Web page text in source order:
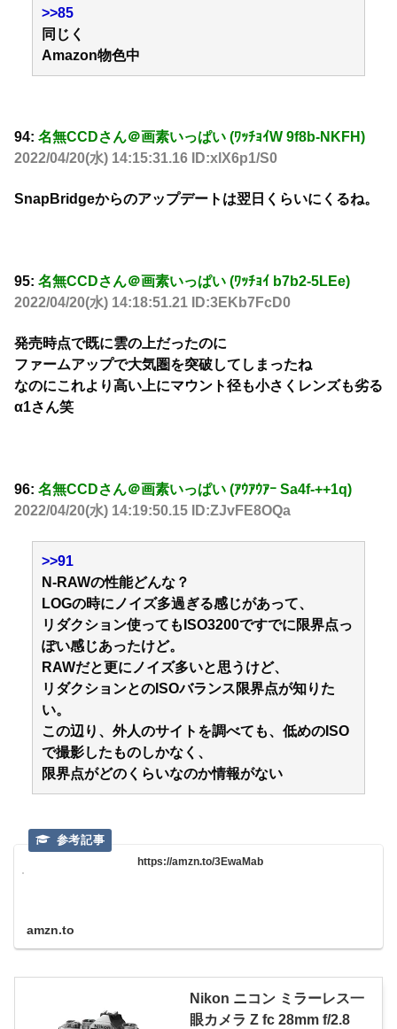
>>85
同じく
Amazon物色中
94: 名無CCDさん＠画素いっぱい (ﾜｯﾁｮｲW 9f8b-NKFH)
2022/04/20(水) 14:15:31.16 ID:xlX6p1/S0
SnapBridgeからのアップデートは翌日くらいにくるね。
95: 名無CCDさん＠画素いっぱい (ﾜｯﾁｮｲ b7b2-5LEe)
2022/04/20(水) 14:18:51.21 ID:3EKb7FcD0
発売時点で既に雲の上だったのに
ファームアップで大気圏を突破してしまったね
なのにこれより高い上にマウント径も小さくレンズも劣る
α1さん笑
96: 名無CCDさん＠画素いっぱい (ｱｳｱｳｱｰ Sa4f-++1q)
2022/04/20(水) 14:19:50.15 ID:ZJvFE8OQa
>>91
N-RAWの性能どんな？
LOGの時にノイズ多過ぎる感じがあって、
リダクション使ってもISO3200ですでに限界点っ
ぽい感じあったけど。
RAWだと更にノイズ多いと思うけど、
リダクションとのISOバランス限界点が知りた
い。
この辺り、外人のサイトを調べても、低めのISO
で撮影したものしかなく、
限界点がどのくらいなのか情報がない
https://amzn.to/3EwaMab
amzn.to
Nikon ニコン ミラーレス一
眼カメラ Z fc 28mm f/2.8